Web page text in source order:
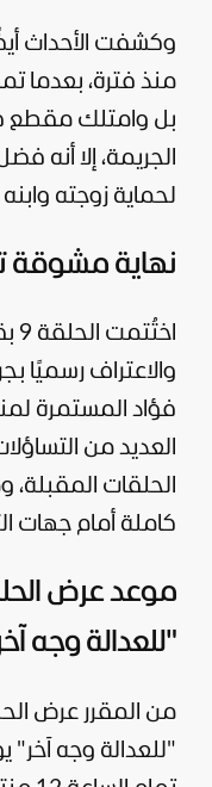
وكشفت الأحداث
منذ فترة، بعدما
بل وامتلك مقطع
الجريمة، إلا أنه
لحماية زوجته
نهاية مشوقة
والاعتراف رسميًا
فؤاد المستمرة
العديد من
الحلقات
كاملة أمام جهات
"للعدالة وجه